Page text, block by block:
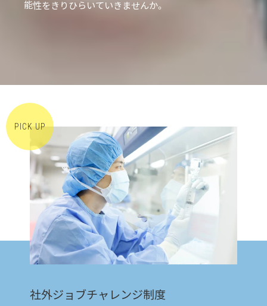
能性をきりひらいていきませんか。
社外ジョブチャレンジ制度